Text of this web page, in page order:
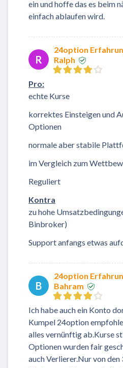
ein und hoffe das es beim
einfach ablaufen wird.
R
24option
Ralph
Pro:
echte Kurse
korrektes Einsteigen und
Optionen
normale aber stabile
im Vergleich zum
Reguliert
Kontra
zu hohe
Binbroker)
Support anfangs etwas
B
24option
Bahram
Ich habe auch ein Konto
Kumpel 24option
alles vernünftig ab.Kurse
Optionen wurden fair
auch Verlierer.Nur von den